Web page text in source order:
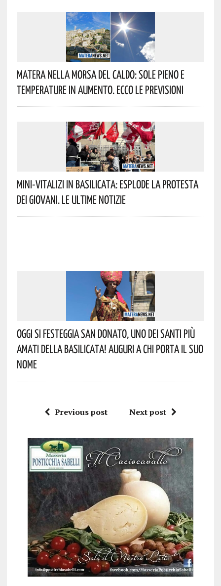
Matera Nella Morsa Del Caldo: Sole Pieno E
Temperature In Aumento. Ecco Le Previsioni
Mini-Vitalizi In Basilicata: Esplode La Protesta
Dei Giovani. Le Ultime Notizie
Oggi Si Festeggia San Donato, Uno Dei Santi Più
Amati Della Basilicata! Auguri A Chi Porta Il Suo
Nome
Previous post Next post